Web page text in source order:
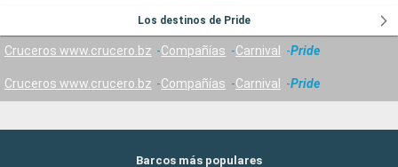
Los destinos de Pride
Cruceros www.crucero.bz Compañías Carnival Pride
Cruceros www.crucero.bz Compañías Carnival Pride
Barcos más populares